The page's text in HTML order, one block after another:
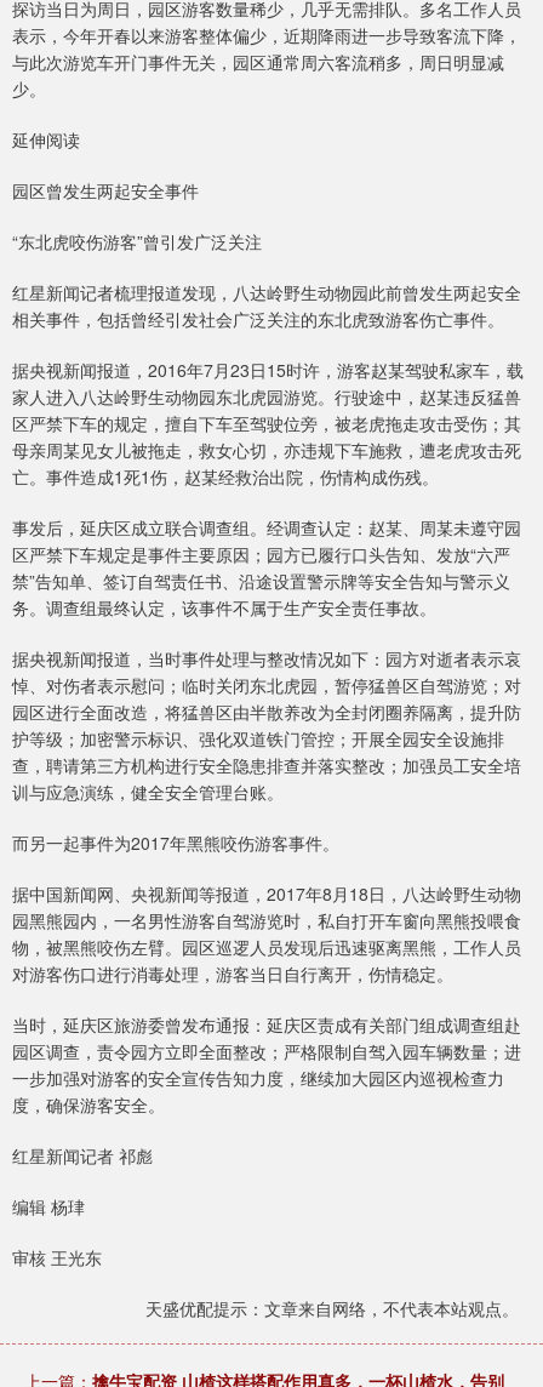
探访当日为周日，园区游客数量稀少，几乎无需排队。多名工作人员
表示，今年开春以来游客整体偏少，近期降雨进一步导致客流下降，
与此次游览车开门事件无关，园区通常周六客流稍多，周日明显减
少。
延伸阅读
园区曾发生两起安全事件
“东北虎咬伤游客”曾引发广泛关注
红星新闻记者梳理报道发现，八达岭野生动物园此前曾发生两起安全
相关事件，包括曾经引发社会广泛关注的东北虎致游客伤亡事件。
据央视新闻报道，2016年7月23日15时许，游客赵某驾驶私家车，载
家人进入八达岭野生动物园东北虎园游览。行驶途中，赵某违反猛兽
区严禁下车的规定，擅自下车至驾驶位旁，被老虎拖走攻击受伤；其
母亲周某见女儿被拖走，救女心切，亦违规下车施救，遭老虎攻击死
亡。事件造成1死1伤，赵某经救治出院，伤情构成伤残。
事发后，延庆区成立联合调查组。经调查认定：赵某、周某未遵守园
区严禁下车规定是事件主要原因；园方已履行口头告知、发放“六严
禁”告知单、签订自驾责任书、沿途设置警示牌等安全告知与警示义
务。调查组最终认定，该事件不属于生产安全责任事故。
据央视新闻报道，当时事件处理与整改情况如下：园方对逝者表示哀
悼、对伤者表示慰问；临时关闭东北虎园，暂停猛兽区自驾游览；对
园区进行全面改造，将猛兽区由半散养改为全封闭圈养隔离，提升防
护等级；加密警示标识、强化双道铁门管控；开展全园安全设施排
查，聘请第三方机构进行安全隐患排查并落实整改；加强员工安全培
训与应急演练，健全安全管理台账。
而另一起事件为2017年黑熊咬伤游客事件。
据中国新闻网、央视新闻等报道，2017年8月18日，八达岭野生动物
园黑熊园内，一名男性游客自驾游览时，私自打开车窗向黑熊投喂食
物，被黑熊咬伤左臂。园区巡逻人员发现后迅速驱离黑熊，工作人员
对游客伤口进行消毒处理，游客当日自行离开，伤情稳定。
当时，延庆区旅游委曾发布通报：延庆区责成有关部门组成调查组赴
园区调查，责令园方立即全面整改；严格限制自驾入园车辆数量；进
一步加强对游客的安全宣传告知力度，继续加大园区内巡视检查力
度，确保游客安全。
红星新闻记者 祁彪
编辑 杨珒
审核 王光东
天盛优配提示：文章来自网络，不代表本站观点。
上一篇： 擒牛宝配资 山楂这样搭配作用真多，一杯山楂水，告别